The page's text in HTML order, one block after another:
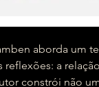
aborda um
a
constrói não